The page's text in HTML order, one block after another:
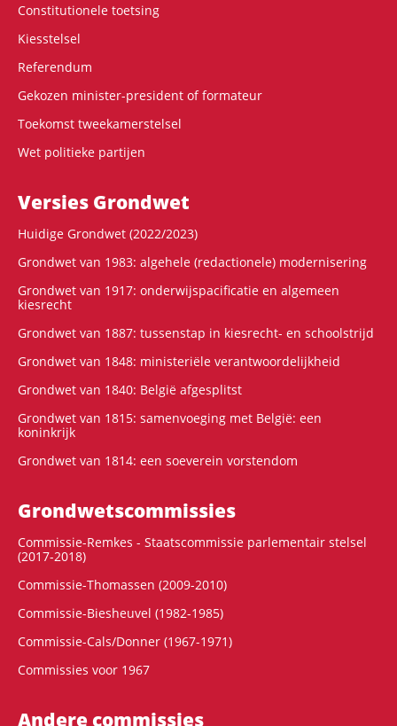
Constitutionele toetsing
Kiesstelsel
Referendum
Gekozen minister-president of formateur
Toekomst tweekamerstelsel
Wet politieke partijen
Versies Grondwet
Huidige Grondwet (2022/2023)
Grondwet van 1983: algehele (redactionele) modernisering
Grondwet van 1917: onderwijspacificatie en algemeen
kiesrecht
Grondwet van 1887: tussenstap in kiesrecht- en schoolstrijd
Grondwet van 1848: ministeriële verantwoordelijkheid
Grondwet van 1840: België afgesplitst
Grondwet van 1815: samenvoeging met België: een
koninkrijk
Grondwet van 1814: een soeverein vorstendom
Grondwets­commissies
Commissie-Remkes - Staatscommissie parlementair stelsel
(2017-2018)
Commissie-Thomassen (2009-2010)
Commissie-Biesheuvel (1982-1985)
Commissie-Cals/Donner (1967-1971)
Commissies voor 1967
Andere commissies